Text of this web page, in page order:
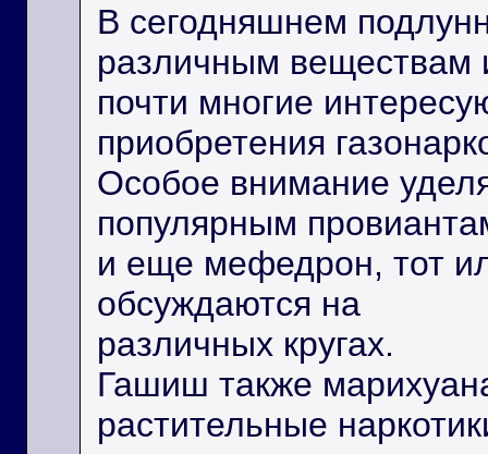
В сегодняшнем
различным веществам
почти многие
приобретения
Особое внимание
популярным
и еще мефедрон, тот
обсуждаются на
различных кругах.
Гашиш также
растительные